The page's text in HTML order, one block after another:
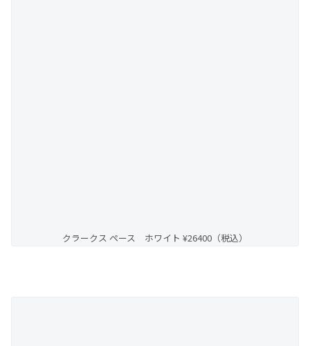
クラークス ペース ホワイト ¥26400（税込）